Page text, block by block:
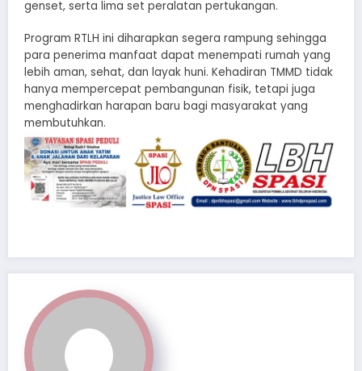
genset, serta lima set peralatan pertukangan.
Program RTLH ini diharapkan segera rampung sehingga
para penerima manfaat dapat menempati rumah yang
lebih aman, sehat, dan layak huni. Kehadiran TMMD tidak
hanya mempercepat pembangunan fisik, tetapi juga
menghadirkan harapan baru bagi masyarakat yang
membutuhkan.